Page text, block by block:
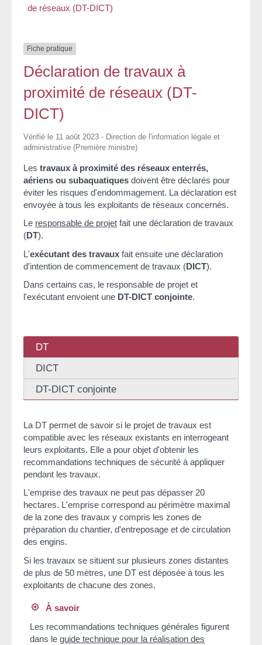
de réseaux (DT-DICT)
Fiche pratique
Déclaration de travaux à
proximité de réseaux (DT-
DICT)
Vérifié le 11 août 2023 - Direction de l'information légale et
administrative (Première ministre)
Les travaux à proximité des réseaux enterrés,
aériens ou subaquatiques doivent être déclarés pour
éviter les risques d'endommagement. La déclaration est
envoyée à tous les exploitants de réseaux concernés.
Le responsable de projet fait une déclaration de travaux
(DT).
L'exécutant des travaux fait ensuite une déclaration
d'intention de commencement de travaux (DICT).
Dans certains cas, le responsable de projet et
l'exécutant envoient une DT-DICT conjointe.
DT
DICT
DT-DICT conjointe
La DT permet de savoir si le projet de travaux est
compatible avec les réseaux existants en interrogeant
leurs exploitants. Elle a pour objet d'obtenir les
recommandations techniques de sécurité à appliquer
pendant les travaux.
L'emprise des travaux ne peut pas dépasser 20
hectares. L'emprise correspond au périmètre maximal
de la zone des travaux y compris les zones de
préparation du chantier, d'entreposage et de circulation
des engins.
Si les travaux se situent sur plusieurs zones distantes
de plus de 50 mètres, une DT est déposée à tous les
exploitants de chacune des zones.
À savoir
Les recommandations techniques générales figurent
dans leguide technique pour la réalisation des